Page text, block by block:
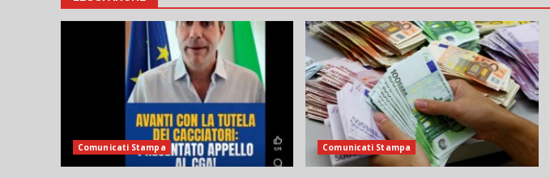
Comunicati Stampa Comunicati Stampa